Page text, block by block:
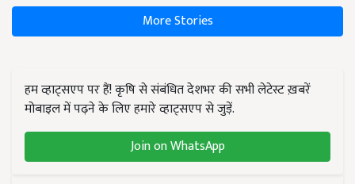
More Stories
हम व्हाट्सएप पर हैं! कृषि से संबंधित देशभर की सभी लेटेस्ट ख़बरें
मोबाइल में पढ़ने के लिए हमारे व्हाट्सएप से जुड़ें.
Join on WhatsApp